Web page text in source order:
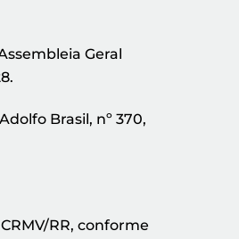
Geral
Brasil, nº 370,
RR, conforme